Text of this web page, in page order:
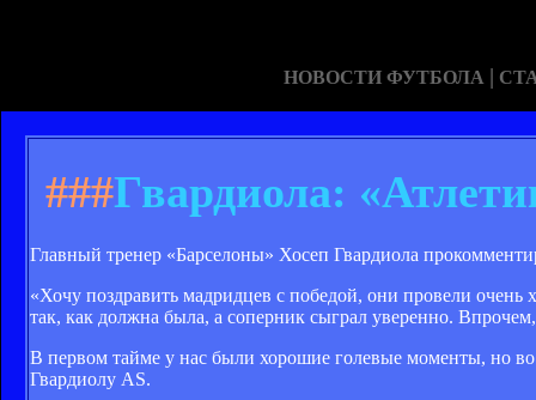
НОВОСТИ ФУТБОЛА |
###Гвардиола:
Главный тренер «Барселоны» Хосеп Гвардиола
«Хочу поздравить мадридцев с победой, они провели
так, как должна была, а соперник сыграл уверенно.
В первом тайме у нас были хорошие голевые моменты, но
Гвардиолу AS.